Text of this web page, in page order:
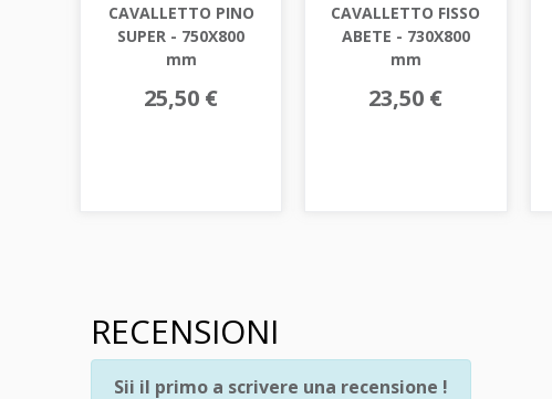
CAVALLETTO PINO
SUPER - 750X800
mm
25,50 €
CAVALLETTO FISSO
ABETE - 730X800
mm
23,50 €
RECENSIONI
Sii il primo a scrivere una recensione !